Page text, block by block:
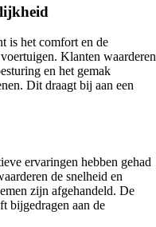
is het comfort en de
Klanten waarderen
en het gemak
Dit draagt bij aan een
ervaringen hebben gehad
de snelheid en
zijn afgehandeld. De
bijgedragen aan de